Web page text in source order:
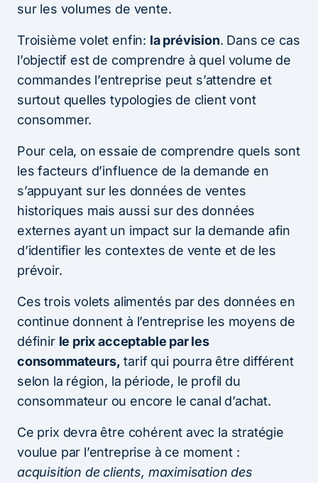
sur les volumes de vente.
Troisième volet enfin: la prévision. Dans ce cas
l’objectif est de comprendre à quel volume de
commandes l’entreprise peut s’attendre et
surtout quelles typologies de client vont
consommer.
Pour cela, on essaie de comprendre quels sont
les facteurs d’influence de la demande en
s’appuyant sur les données de ventes
historiques mais aussi sur des données
externes ayant un impact sur la demande afin
d’identifier les contextes de vente et de les
prévoir.
Ces trois volets alimentés par des données en
continue donnent à l’entreprise les moyens de
définir le prix acceptable par les
consommateurs, tarif qui pourra être différent
selon la région, la période, le profil du
consommateur ou encore le canal d’achat.
Ce prix devra être cohérent avec la stratégie
voulue par l’entreprise à ce moment :
acquisition de clients, maximisation des